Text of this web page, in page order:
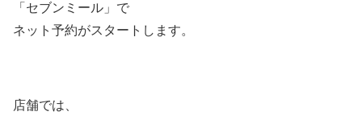
「セブンミール」で
ネット予約がスタートします。
店舗では、